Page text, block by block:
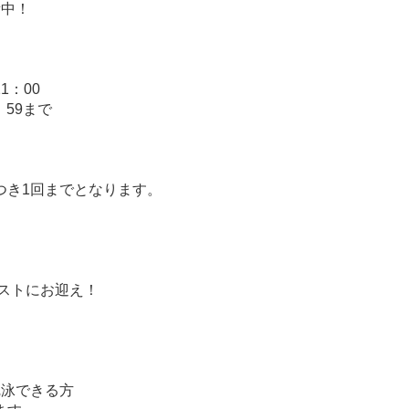
！
：00
59まで
1回までとなります。
トにお迎え！
できる方